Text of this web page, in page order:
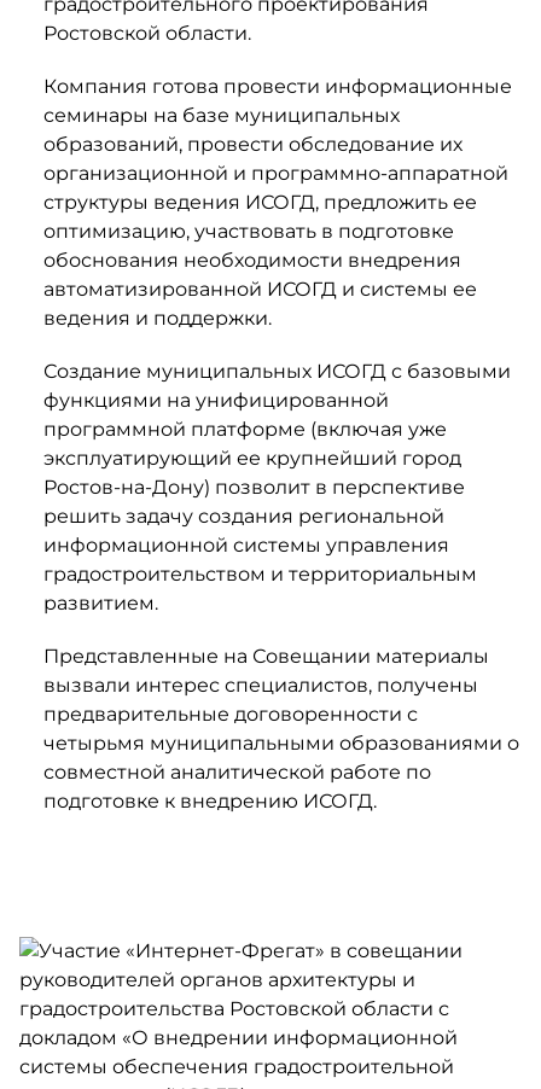
Ростовской области.
Компания готова провести информационные
семинары на базе муниципальных
образований, провести обследование их
организационной и программно-аппаратной
структуры ведения ИСОГД, предложить ее
оптимизацию, участвовать в подготовке
обоснования необходимости внедрения
автоматизированной ИСОГД и системы ее
ведения и поддержки.
Создание муниципальных ИСОГД с базовыми
функциями на унифицированной
программной платформе (включая уже
эксплуатирующий ее крупнейший город
Ростов-на-Дону) позволит в перспективе
решить задачу создания региональной
информационной системы управления
градостроительством и территориальным
развитием.
Представленные на Совещании материалы
вызвали интерес специалистов, получены
предварительные договоренности с
четырьмя муниципальными образованиями о
совместной аналитической работе по
подготовке к внедрению ИСОГД.